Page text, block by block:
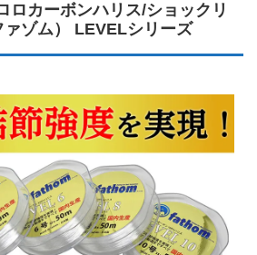
ロカーボンハリス/ショックリ
ゾム） LEVELシリーズ